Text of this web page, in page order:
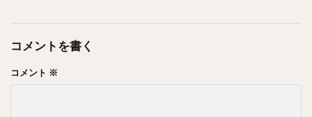
コメントを書く
コメント ※